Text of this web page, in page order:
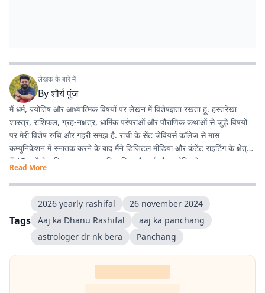
लेखक के बारे में
Byशौर्य पुंज
मैं धर्म, ज्योतिष और आध्यात्मिक विषयों पर लेखन में विशेषज्ञता रखता हूं. हस्तरेखा
शास्त्र, राशिफल, ग्रह-नक्षत्र, धार्मिक परंपराओं और पौराणिक कथाओं से जुड़े विषयों
पर मेरी विशेष रुचि और गहरी समझ है. रांची के सेंट जेवियर्स कॉलेज से मास
कम्युनिकेशन में स्नातक करने के बाद मैंने डिजिटल मीडिया और कंटेंट राइटिंग के क्षेत्र
में 15 वर्षों से अधिक का अनुभव हासिल किया है. धर्म और ज्योतिष के अलावा
एंटरटेनमेंट, लाइफस्टाइल और शिक्षा जैसे विषयों पर भी लगातार लेखन करता रहा हूं.
मेरी कोशिश रहती है कि जटिल विषयों को आसान, रोचक और भरोसेमंद तरीके से पाठकों
तक पहुंचाया जाए.
Read More
Tags
2026 yearly rashifal
26 november 2024
Aaj ka Dhanu Rashifal
aaj ka panchang
astrologer dr nk bera
Panchang